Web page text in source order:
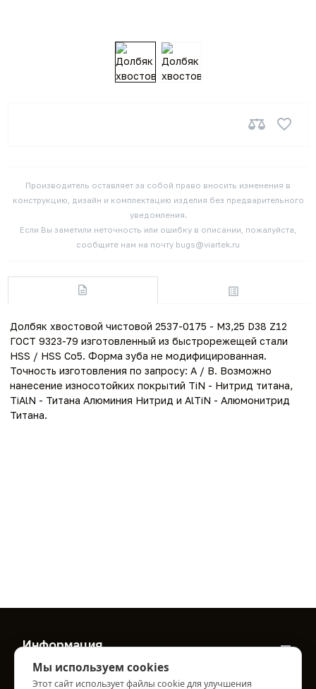
Производитель оставляет за собой право вносить изменения в
конструкцию, дизайн и комплектацию изделия без предварительного
уведомления.
Если Вы заметили неточность или ошибку в описании, пожалуйста,
сообщите нам на почту bugs@viartek.ru
Долбяк хвостовой чистовой 2537-0175 - M3,25 D38 Z12
ГОСТ 9323-79 изготовленный из быстрорежещей стали
HSS / HSS Co5. Форма зуба не модифицированная.
Точность изготовления по запросу: A / B. Возможно
нанесение износотойких покрытий TiN - Нитрид титана,
TiAlN - Титана Алюминия Нитрид и AlTiN - Алюмонитрид
Титана.
Информация
О нас
Мы используем cookies
Этот сайт использует файлы cookie для улучшения